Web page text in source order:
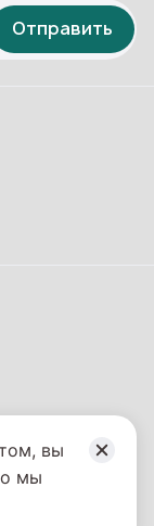
Отправить
Все права
вы
мы